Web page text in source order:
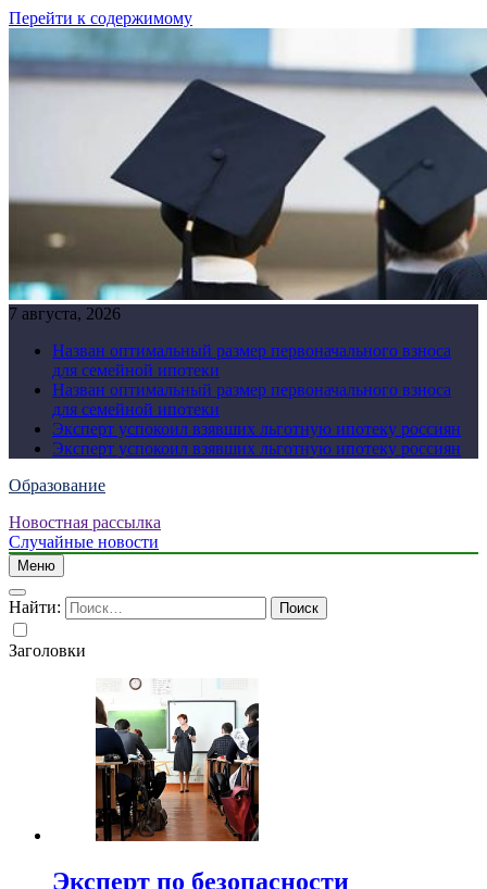
Перейти к содержимому
7 августа, 2026
Назван оптимальный размер первоначального взноса
для семейной ипотеки
Назван оптимальный размер первоначального взноса
для семейной ипотеки
Эксперт успокоил взявших льготную ипотеку россиян
Эксперт успокоил взявших льготную ипотеку россиян
Образование
Новостная рассылка
Случайные новости
Меню
Найти:
Заголовки
Эксперт по безопасности